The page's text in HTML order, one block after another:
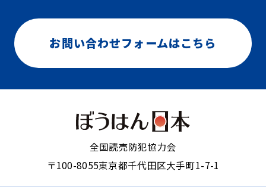
お問い合わせフォームはこちら
全国読売防犯協力会
〒100-8055東京都千代田区大手町1-7-1